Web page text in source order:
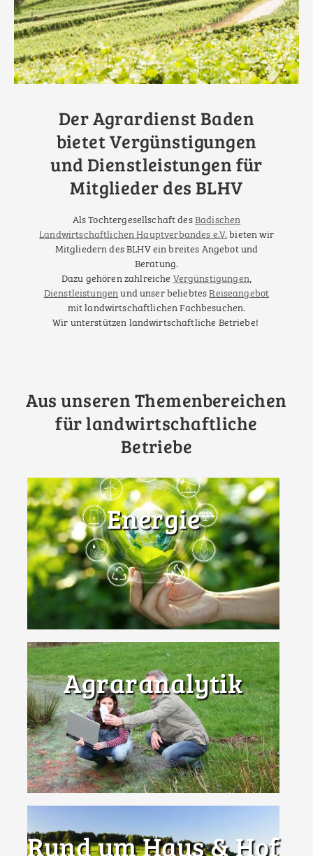
Der Agrardienst Baden
bietet Vergünstigungen
und Dienstleistungen für
Mitglieder des BLHV
Als Tochtergesellschaft des Badischen
Landwirtschaftlichen Hauptverbandes e.V. bieten wir
Mitgliedern des BLHV ein breites Angebot und
Beratung.
Dazu gehören zahlreiche Vergünstigungen,
Dienstleistungen und unser beliebtesReiseangebot
mit landwirtschaftlichen Fachbesuchen.
Wir unterstützen landwirtschaftliche Betriebe!
Aus unseren Themenbereichen
für landwirtschaftliche
Betriebe
Energie
Agraranalytik
Rund um Haus & Hof